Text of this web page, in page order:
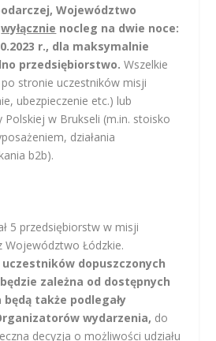
Województwo
wyłącznie nocleg na dwie noce:
r., dla maksymalnie
przedsiębiorstwo.Wszelkie
stronie uczestników misji
ubezpieczenie etc.) lub
w Brukseli (m.in. stoisko
działania
b2b).
5 przedsiębiorstw w misji
Województwo Łódzkie.
dopuszczonych
zależna od dostępnych
będą także podlegały
wydarzenia, do
decyzja o możliwości udziału